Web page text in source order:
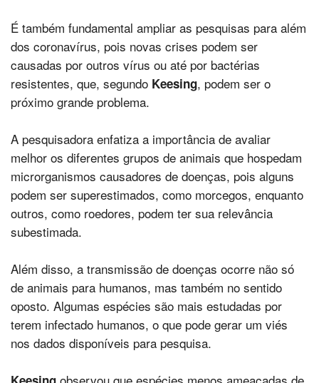
É também fundamental ampliar as pesquisas para além
dos coronavírus, pois novas crises podem ser
causadas por outros vírus ou até por bactérias
resistentes, que, segundo Keesing, podem ser o
próximo grande problema.
A pesquisadora enfatiza a importância de avaliar
melhor os diferentes grupos de animais que hospedam
microrganismos causadores de doenças, pois alguns
podem ser superestimados, como morcegos, enquanto
outros, como roedores, podem ter sua relevância
subestimada.
Além disso, a transmissão de doenças ocorre não só
de animais para humanos, mas também no sentido
oposto. Algumas espécies são mais estudadas por
terem infectado humanos, o que pode gerar um viés
nos dados disponíveis para pesquisa.